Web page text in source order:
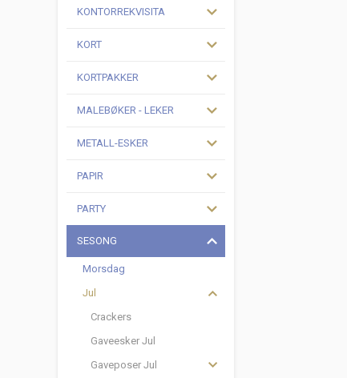
KONTORREKVISITA
KORT
KORTPAKKER
MALEBØKER - LEKER
METALL-ESKER
PAPIR
PARTY
SESONG
Morsdag
Jul
Crackers
Gaveesker Jul
Gaveposer Jul